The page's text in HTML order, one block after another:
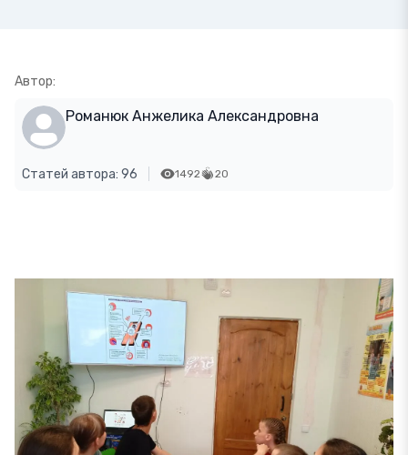
Автор:
Романюк Анжелика Александровна
Статей автора: 96 1492 20